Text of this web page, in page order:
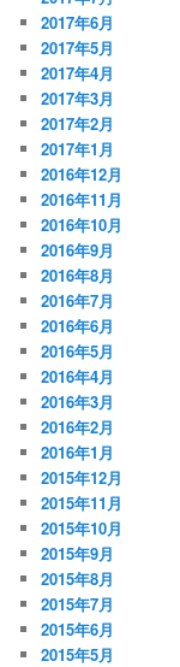
2017年6月
2017年5月
2017年4月
2017年3月
2017年2月
2017年1月
2016年12月
2016年11月
2016年10月
2016年9月
2016年8月
2016年7月
2016年6月
2016年5月
2016年4月
2016年3月
2016年2月
2016年1月
2015年12月
2015年11月
2015年10月
2015年9月
2015年8月
2015年7月
2015年6月
2015年5月